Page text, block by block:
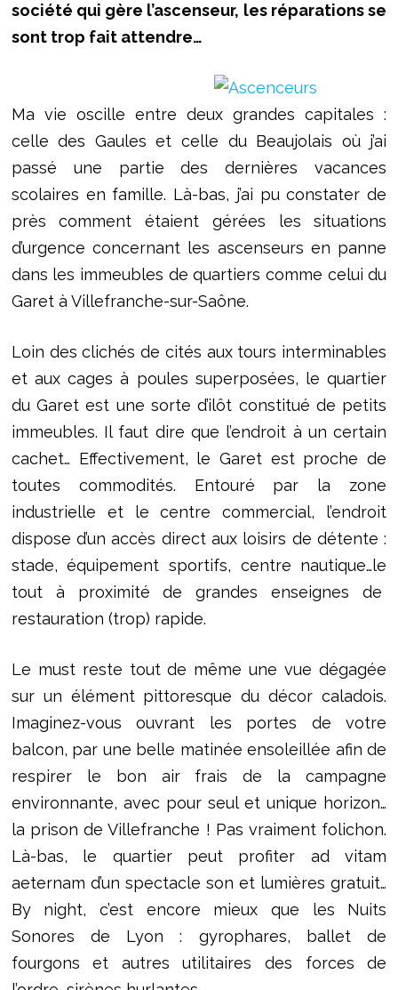
société qui gère l’ascenseur, les réparations se
sont trop fait attendre…
Ma vie oscille entre deux grandes capitales :
celle des Gaules et celle du Beaujolais où j’ai
passé une partie des dernières vacances
scolaires en famille. Là-bas, j’ai pu constater de
près comment étaient gérées les situations
d’urgence concernant les ascenseurs en panne
dans les immeubles de quartiers comme celui du
Garet à Villefranche-sur-Saône.
Loin des clichés de cités aux tours interminables
et aux cages à poules superposées, le quartier
du Garet est une sorte d’ilôt constitué de petits
immeubles. Il faut dire que l’endroit à un certain
cachet… Effectivement, le Garet est proche de
toutes commodités. Entouré par la zone
industrielle et le centre commercial, l’endroit
dispose d’un accès direct aux loisirs de détente :
stade, équipement sportifs, centre nautique…le
tout à proximité de grandes enseignes de
restauration (trop) rapide.
Le must reste tout de même une vue dégagée
sur un élément pittoresque du décor caladois.
Imaginez-vous ouvrant les portes de votre
balcon, par une belle matinée ensoleillée afin de
respirer le bon air frais de la campagne
environnante, avec pour seul et unique horizon…
la prison de Villefranche ! Pas vraiment folichon.
Là-bas, le quartier peut profiter ad vitam
aeternam d’un spectacle son et lumières gratuit…
By night, c’est encore mieux que les Nuits
Sonores de Lyon : gyrophares, ballet de
fourgons et autres utilitaires des forces de